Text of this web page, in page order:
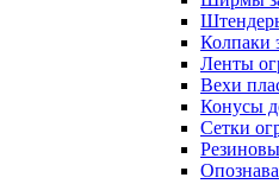
Колпаки
Ленты
Вехи
Конусы
Сетки